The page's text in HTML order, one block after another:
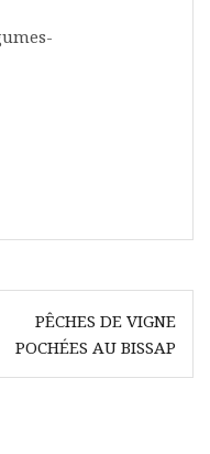
PÊCHES DE VIGNE
POCHÉES AU BISSAP